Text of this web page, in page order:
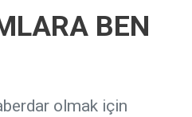
BEN
olmak için